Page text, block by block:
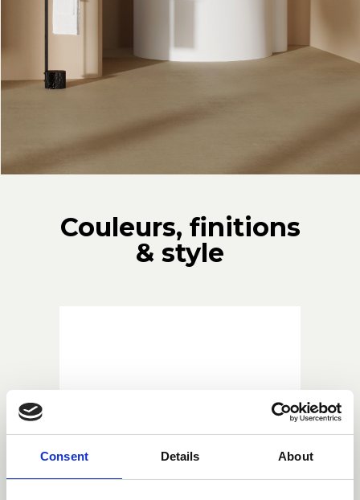
Consent Details About
Couleurs, finitions
& style